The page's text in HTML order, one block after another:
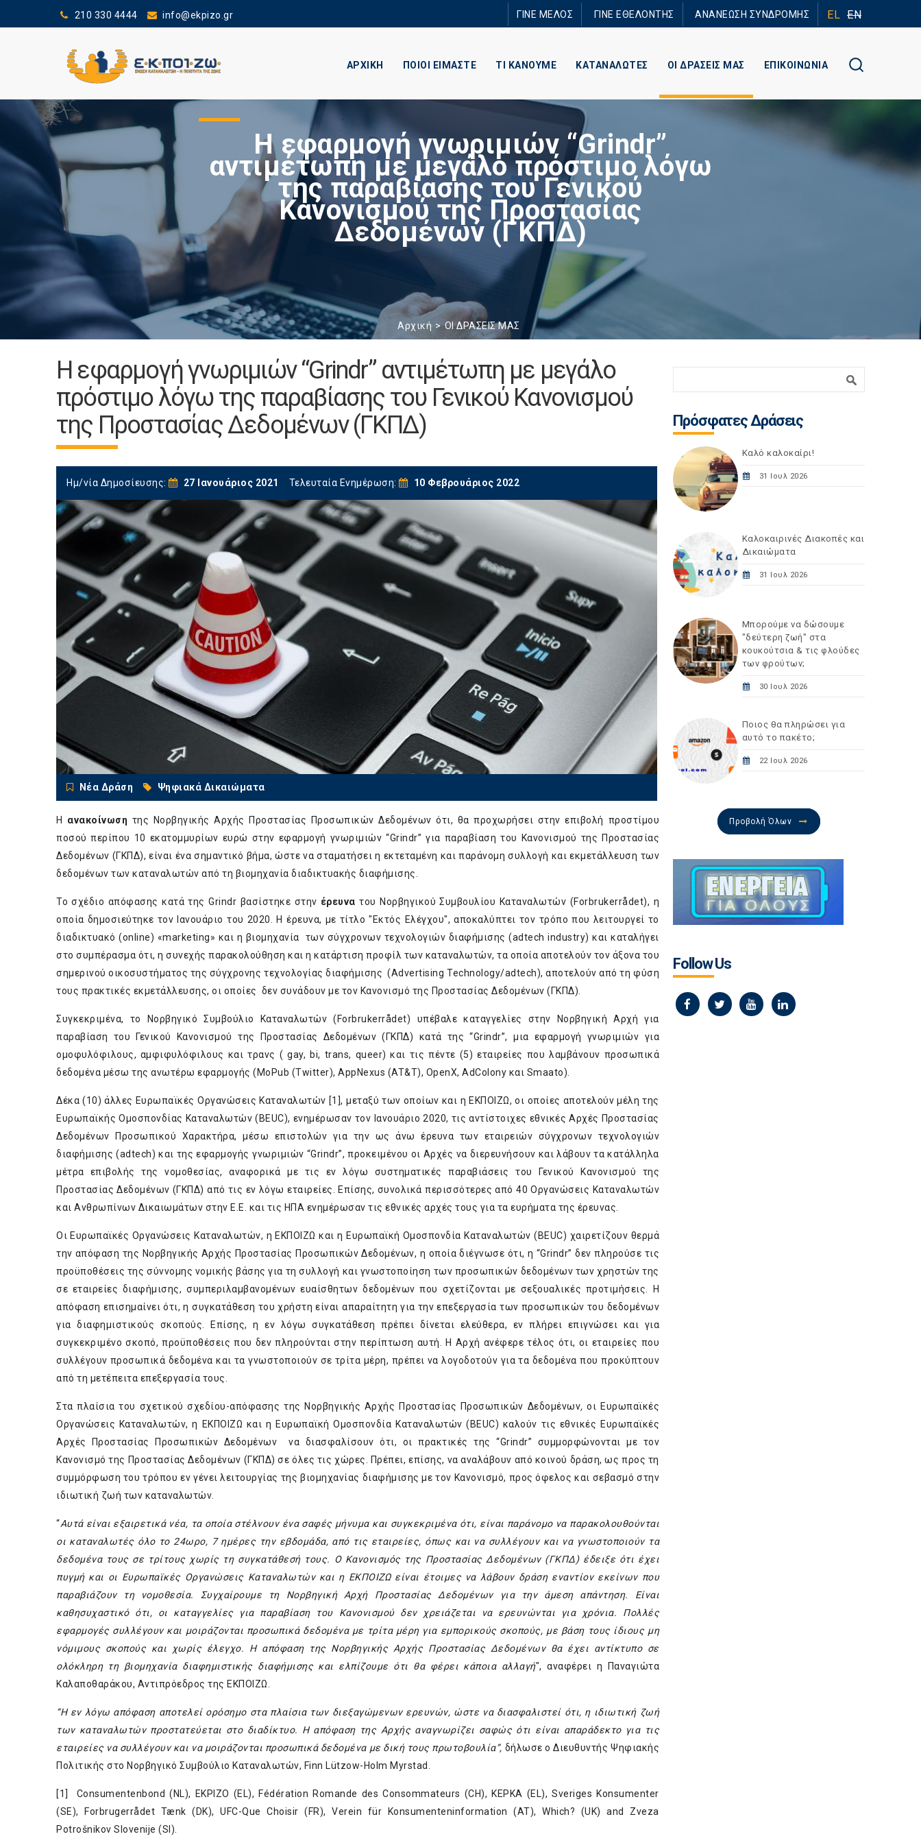
210 330 4444 info@ekpizo.gr ΓΙΝΕ ΜΕΛΟΣ ΓΙΝΕ ΕΘΕΛΟΝΤΗΣ ΑΝΑΝΕΩΣΗ ΣΥΝΔΡΟΜΗΣ EL EN
ΑΡΧΙΚΗ ΠΟΙΟΙ ΕΙΜΑΣΤΕ ΤΙ ΚΑΝΟΥΜΕ ΚΑΤΑΝΑΛΩΤΕΣ ΟΙ ΔΡΑΣΕΙΣ ΜΑΣ ΕΠΙΚΟΙΝΩΝΙΑ
Η εφαρμογή γνωριμιών “Grindr”
αντιμέτωπη με μεγάλο πρόστιμο λόγω
της παραβίασης του Γενικού
Κανονισμού της Προστασίας
Δεδομένων (ΓΚΠΔ)
Αρχική ΟΙ ΔΡΑΣΕΙΣ ΜΑΣ
Η εφαρμογή γνωριμιών “Grindr” αντιμέτωπη με μεγάλο
πρόστιμο λόγω της παραβίασης του Γενικού Κανονισμού
της Προστασίας Δεδομένων (ΓΚΠΔ)
Ημ/νία Δημοσίευσης: 27 Ιανουάριος 2021 Τελευταία Ενημέρωση: 10 Φεβρουάριος 2022
Νέα Δράση Ψηφιακά Δικαιώματα
Η ανακοίνωση της Νορβηγικής Αρχής Προστασίας Προσωπικών Δεδομένων ότι, θα προχωρήσει στην επιβολή προστίμου
ποσού περίπου 10 εκατομμυρίων ευρώ στην εφαρμογή γνωριμιών “Grindr” για παραβίαση του Κανονισμού της Προστασίας
Δεδομένων (ΓΚΠΔ), είναι ένα σημαντικό βήμα, ώστε να σταματήσει η εκτεταμένη και παράνομη συλλογή και εκμετάλλευση των
δεδομένων των καταναλωτών από τη βιομηχανία διαδικτυακής διαφήμισης.
Το σχέδιο απόφασης κατά της Grindr βασίστηκε στην έρευνα του Νορβηγικού Συμβουλίου Καταναλωτών (Forbrukerrådet), η
οποία δημοσιεύτηκε τον Ιανουάριο του 2020. Η έρευνα, με τίτλο "Εκτός Ελέγχου", αποκαλύπτει τον τρόπο που λειτουργεί το
διαδικτυακό (online) «marketing» και η βιομηχανία των σύγχρονων τεχνολογιών διαφήμισης (adtech industry) και καταλήγει
στο συμπέρασμα ότι, η συνεχής παρακολούθηση και η κατάρτιση προφίλ των καταναλωτών, τα οποία αποτελούν τον άξονα του
σημερινού οικοσυστήματος της σύγχρονης τεχνολογίας διαφήμισης (Advertising Technology/adtech), αποτελούν από τη φύση
τους πρακτικές εκμετάλλευσης, οι οποίες δεν συνάδουν με τον Κανονισμό της Προστασίας Δεδομένων (ΓΚΠΔ).
Συγκεκριμένα, το Νορβηγικό Συμβούλιο Καταναλωτών (Forbrukerrådet) υπέβαλε καταγγελίες στην Νορβηγική Αρχή για
παραβίαση του Γενικού Κανονισμού της Προστασίας Δεδομένων (ΓΚΠΔ) κατά της “Grindr”, μια εφαρμογή γνωριμιών για
ομοφυλόφιλους, αμφιφυλόφιλους και τρανς ( gay, bi, trans, queer) και τις πέντε (5) εταιρείες που λαμβάνουν προσωπικά
δεδομένα μέσω της ανωτέρω εφαρμογής (MoPub (Twitter), AppNexus (AT&T), OpenX, AdColony και Smaato).
Δέκα (10) άλλες Ευρωπαϊκές Οργανώσεις Καταναλωτών [1], μεταξύ των οποίων και η ΕΚΠΟΙΖΩ, οι οποίες αποτελούν μέλη της
Ευρωπαϊκής Ομοσπονδίας Καταναλωτών (BEUC), ενημέρωσαν τον Ιανουάριο 2020, τις αντίστοιχες εθνικές Αρχές Προστασίας
Δεδομένων Προσωπικού Χαρακτήρα, μέσω επιστολών για την ως άνω έρευνα των εταιρειών σύγχρονων τεχνολογιών
διαφήμισης (adtech) και της εφαρμογής γνωριμιών “Grindr”, προκειμένου οι Αρχές να διερευνήσουν και λάβουν τα κατάλληλα
μέτρα επιβολής της νομοθεσίας, αναφορικά με τις εν λόγω συστηματικές παραβιάσεις του Γενικού Κανονισμού της
Προστασίας Δεδομένων (ΓΚΠΔ) από τις εν λόγω εταιρείες. Επίσης, συνολικά περισσότερες από 40 Οργανώσεις Καταναλωτών
και Ανθρωπίνων Δικαιωμάτων στην Ε.Ε. και τις ΗΠΑ ενημέρωσαν τις εθνικές αρχές τους για τα ευρήματα της έρευνας.
Oι Ευρωπαϊκές Οργανώσεις Καταναλωτών, η ΕΚΠΟΙΖΩ και η Ευρωπαϊκή Ομοσπονδία Καταναλωτών (BEUC) χαιρετίζουν θερμά
την απόφαση της Νορβηγικής Αρχής Προστασίας Προσωπικών Δεδομένων, η οποία διέγνωσε ότι, η “Grindr” δεν πληρούσε τις
προϋποθέσεις της σύννομης νομικής βάσης για τη συλλογή και γνωστοποίηση των προσωπικών δεδομένων των χρηστών της
σε εταιρείες διαφήμισης, συμπεριλαμβανομένων ευαίσθητων δεδομένων που σχετίζονται με σεξουαλικές προτιμήσεις. Η
απόφαση επισημαίνει ότι, η συγκατάθεση του χρήστη είναι απαραίτητη για την επεξεργασία των προσωπικών του δεδομένων
για διαφημιστικούς σκοπούς. Επίσης, η εν λόγω συγκατάθεση πρέπει δίνεται ελεύθερα, εν πλήρει επιγνώσει και για
συγκεκριμένο σκοπό, προϋποθέσεις που δεν πληρούνται στην περίπτωση αυτή. Η Αρχή ανέφερε τέλος ότι, οι εταιρείες που
συλλέγουν προσωπικά δεδομένα και τα γνωστοποιούν σε τρίτα μέρη, πρέπει να λογοδοτούν για τα δεδομένα που προκύπτουν
από τη μετέπειτα επεξεργασία τους.
Στα πλαίσια του σχετικού σχεδίου-απόφασης της Νορβηγικής Αρχής Προστασίας Προσωπικών Δεδομένων,οι Ευρωπαϊκές
Οργανώσεις Καταναλωτών, η ΕΚΠΟΙΖΩ και η Ευρωπαϊκή Ομοσπονδία Καταναλωτών (BEUC) καλούν τις εθνικές Ευρωπαϊκές
Αρχές Προστασίας Προσωπικών Δεδομένων να διασφαλίσουν ότι, οι πρακτικές της “Grindr” συμμορφώνονται με τον
Κανονισμό της Προστασίας Δεδομένων (ΓΚΠΔ) σε όλες τις χώρες. Πρέπει, επίσης, να αναλάβουν από κοινού δράση, ως προς τη
συμμόρφωση του τρόπου εν γένει λειτουργίας της βιομηχανίας διαφήμισης με τον Κανονισμό, προς όφελος και σεβασμό στην
ιδιωτική ζωή των καταναλωτών.
“Αυτά είναι εξαιρετικά νέα, τα οποία στέλνουν ένα σαφές μήνυμα και συγκεκριμένα ότι, είναι παράνομο να παρακολουθούνται
οι καταναλωτές όλο το 24ωρο, 7 ημέρες την εβδομάδα, από τις εταιρείες, όπως και να συλλέγουν και να γνωστοποιούν τα
δεδομένα τους σε τρίτους χωρίς τη συγκατάθεσή τους. Ο Κανονισμός της Προστασίας Δεδομένων (ΓΚΠΔ) έδειξε ότι έχει
πυγμή και οι Ευρωπαϊκές Οργανώσεις Καταναλωτών και η ΕΚΠΟΙΖΩ είναι έτοιμες να λάβουν δράση εναντίον εκείνων που
παραβιάζουν τη νομοθεσία. Συγχαίρουμε τη Νορβηγική Αρχή Προστασίας Δεδομένων για την άμεση απάντηση. Είναι
καθησυχαστικό ότι, οι καταγγελίες για παραβίαση του Κανονισμού δεν χρειάζεται να ερευνώνται για χρόνια. Πολλές
εφαρμογές συλλέγουν και μοιράζονται προσωπικά δεδομένα με τρίτα μέρη για εμπορικούς σκοπούς, με βάση τους ίδιους μη
νόμιμους σκοπούς και χωρίς έλεγχο. Η απόφαση της Νορβηγικής Αρχής Προστασίας Δεδομένων θα έχει αντίκτυπο σε
ολόκληρη τη βιομηχανία διαφημιστικής διαφήμισης και ελπίζουμε ότι θα φέρει κάποια αλλαγή", αναφέρει η Παναγιώτα
Καλαποθαράκου, Αντιπρόεδρος της ΕΚΠΟΙΖΩ.
“Η εν λόγω απόφαση αποτελεί ορόσημο στα πλαίσια των διεξαγώμενων ερευνών, ώστε να διασφαλιστεί ότι, η ιδιωτική ζωή
των καταναλωτών προστατεύεται στο διαδίκτυο. Η απόφαση της Αρχής αναγνωρίζει σαφώς ότι είναι απαράδεκτο για τις
εταιρείες να συλλέγουν και να μοιράζονται προσωπικά δεδομένα με δική τους πρωτοβουλία”, δήλωσε ο Διευθυντής Ψηφιακής
Πολιτικής στο Νορβηγικό Συμβούλιο Καταναλωτών, Finn Lützow-Holm Myrstad.
[1] Consumentenbond (NL), EKPIZO (EL), Fédération Romande des Consommateurs (CH), KEPKA (EL), Sveriges Konsumenter
(SE), Forbrugerrådet Tænk (DK), UFC-Que Choisir (FR), Verein für Konsumenteninformation (AT), Which? (UK) and Zveza
Potrošnikov Slovenije (SI).
Πρόσφατες Δράσεις
Καλό καλοκαίρι!
31 Ιουλ 2026
Καλοκαιρινές Διακοπές και
Δικαιώματα
31 Ιουλ 2026
Μπορούμε να δώσουμε
"δεύτερη ζωή" στα
κουκούτσια & τις φλούδες
των φρούτων;
30 Ιουλ 2026
Ποιος θα πληρώσει για
αυτό το πακέτο;
22 Ιουλ 2026
Προβολή Όλων
Follow Us